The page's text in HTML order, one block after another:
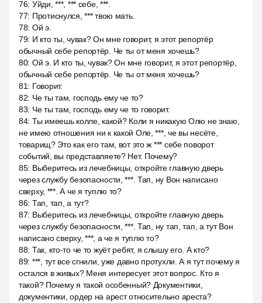
76: Уйди, ***, *** себе, ***.
77: Протиснулся, *** твою мать.
78: Ой э.
79: И кто ты, чувак? Он мне говорит, я этот репортёр
обычный себе репортёр. Че ты от меня хочешь?
80: Ой э. И кто ты, чувак? Он мне говорит, я этот репортёр,
обычный себе репортёр. Че ты от меня хочешь?
81: Говорит.
82: Че ты там, господь ему че то?
83: Че ты там, господь ему че то говорит.
84: Ты имеешь колле, какой? Коли я никакую Олю не знаю,
не имею отношения ни к какой Оле, ***, че вы несёте,
товарищ? Это как его там, вот это ж *** себе поворот
событий, вы представляете? Нет. Почему?
85: Выберитесь из лечебницы, откройте главную дверь
через службу безопасности, ***. Тап, ну Вон написано
сверху, ***. А че я туплю то?
86: Тап, тап, а тут?
87: Выберитесь из лечебницы, откройте главную дверь
через службу безопасности, ***. Тап, ну тап, тап, а тут Вон
написано сверху, ***, а че я туплю то?
88: Так, кто-то че то жуёт ребят, я слышу его. А кто?
89: ***, тут все сгнили, уже давно протухли. А я тут почему я
остался в живых? Меня интересует этот вопрос. Кто я
такой? Почему я такой особенный? Документики,
документики, ордер на арест относительно ареста?